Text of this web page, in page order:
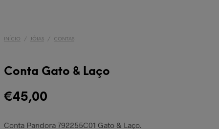
INÍCIO / JÓIAS / CONTAS
Conta Gato & Laço
€45,00
Conta Pandora 792255C01 Gato & Laço.